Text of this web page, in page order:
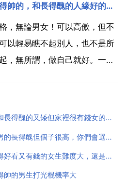
如果自己都不能好好的愛自己
愛別人是啊每個道理做起來都
為什麼男生一般都是長得帥的，和長得醜的人緣好的，性格高冷？面對性格高傲的女生，根本不稀罕
，無論男女！可以高傲，但不
以輕易瞧不起別人，也不是所
，無所謂，做自己就好。一個
。40 感覺人緣好才會對那個
長得帥身高可以家境一般和長得醜的又矮但家裡很有錢女的選哪個
男的長得帥但個子不高，男的長得醜但個子很高，你們會選擇哪個當男友？（女生回答）
長得帥很窮的男生，娶長得好看又有錢的女生難度大，還是娶長得醜有錢的女生難度大
帥的男生打光棍機率大